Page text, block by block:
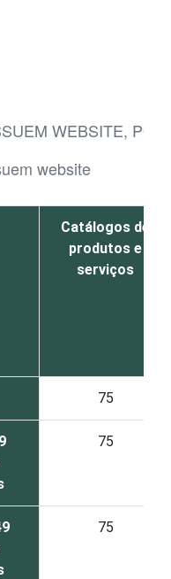
WEBSITE,
website
Catálogos de
produtos e
serviços
75
75
75